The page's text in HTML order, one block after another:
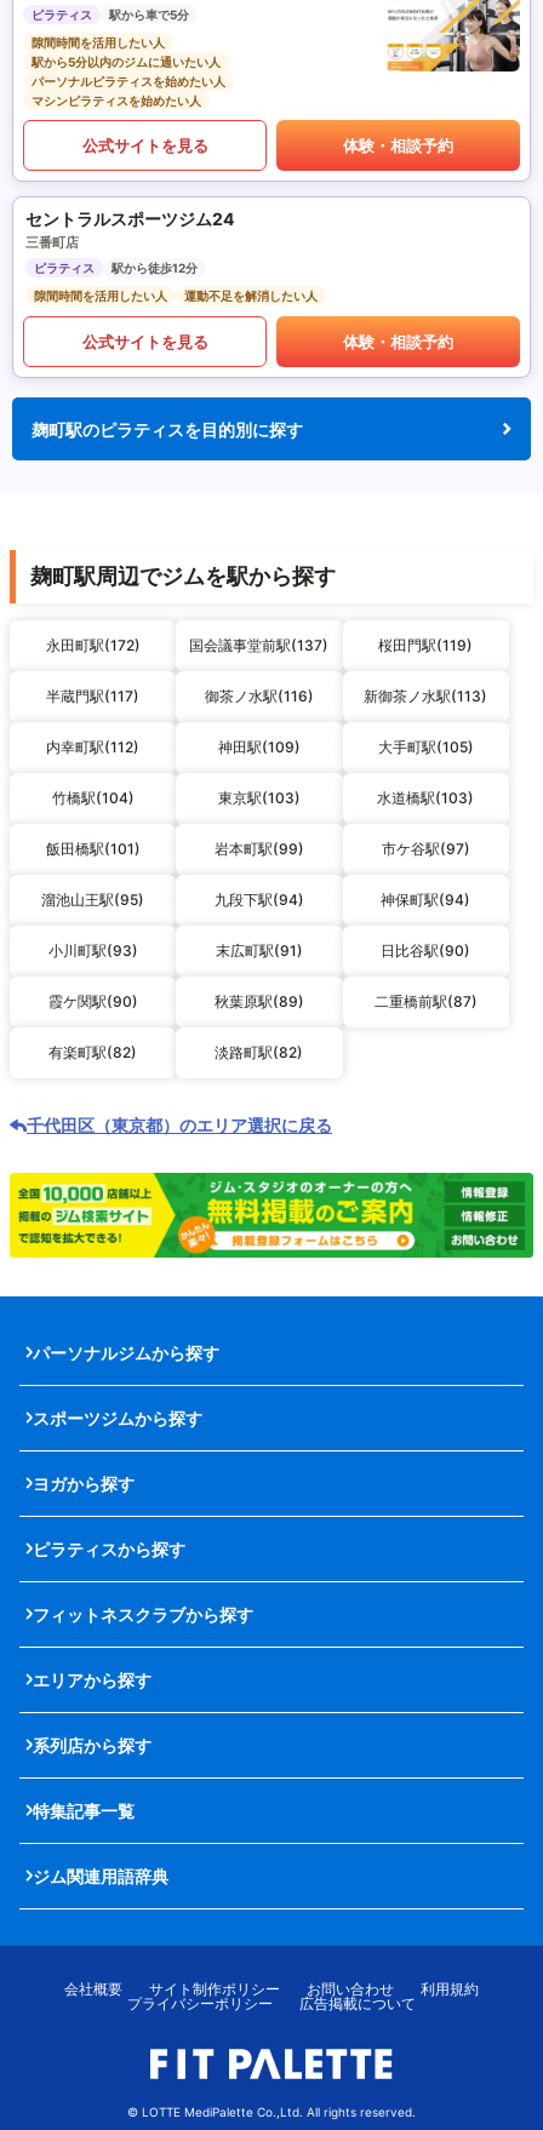
ピラティス
駅から車で5分
隙間時間を活用したい人
駅から5分以内のジムに通いたい人
パーソナルピラティスを始めたい人
マシンピラティスを始めたい人
公式サイトを見る 体験・相談予約
セントラルスポーツジム24
三番町店
ピラティス
駅から徒歩12分
隙間時間を活用したい人
運動不足を解消したい人
公式サイトを見る 体験・相談予約
麹町駅のピラティスを目的別に探す
麹町駅周辺でジムを駅から探す
永田町駅(172) 国会議事堂前駅(137) 桜田門駅(119)
半蔵門駅(117) 御茶ノ水駅(116) 新御茶ノ水駅(113)
内幸町駅(112) 神田駅(109) 大手町駅(105)
竹橋駅(104) 東京駅(103) 水道橋駅(103)
飯田橋駅(101) 岩本町駅(99) 市ケ谷駅(97)
溜池山王駅(95) 九段下駅(94) 神保町駅(94)
小川町駅(93) 末広町駅(91) 日比谷駅(90)
霞ケ関駅(90) 秋葉原駅(89) 二重橋前駅(87)
有楽町駅(82) 淡路町駅(82)
千代田区（東京都）のエリア選択に戻る
パーソナルジムから探す
スポーツジムから探す
ヨガから探す
ピラティスから探す
フィットネスクラブから探す
エリアから探す
系列店から探す
特集記事一覧
ジム関連用語辞典
会社概要 サイト制作ポリシー お問い合わせ
利用規約
プライバシーポリシー
広告掲載について
© LOTTE MediPalette Co.,Ltd. All rights reserved.